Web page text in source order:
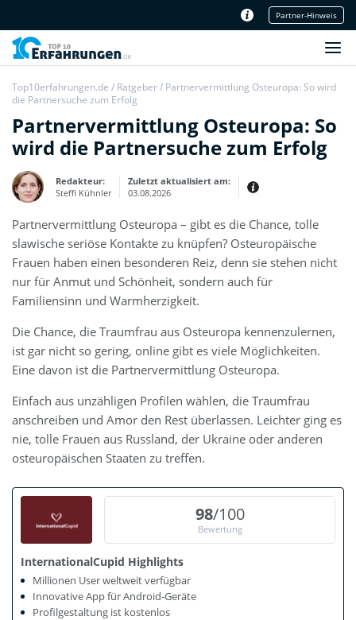
Unser Redaktionsteam
Partner-Hinweis
Top10erfahrungen.de / Ratgeber/ Partnervermittlung Osteuropa: So wird
die Partnersuche zum Erfolg
Partnervermittlung Osteuropa: So
wird die Partnersuche zum Erfolg
Redakteur:
Steffi Kühnler
Zuletzt aktualisiert am:
03.08.2026
Thema:
Erfahrungsbericht
Erfahrungen:
Produkt- und Kategorietexte sowie
Newsberichte
Mein Werdegang ist relativ bunt,
denn ich habe zuerst eine praktische
Ausbildung in Elektrotechnik
IT-Studium an der Fachhochschule
Partnervermittlung Osteuropa – gibt es die Chance, tolle
slawische seriöse Kontakte zu knüpfen? Osteuropäische
Frauen haben einen besonderen Reiz, denn sie stehen nicht
nur für Anmut und Schönheit, sondern auch für
Familiensinn und Warmherzigkeit.
Die Chance, die Traumfrau aus Osteuropa kennenzulernen,
ist gar nicht so gering, online gibt es viele Möglichkeiten.
Eine davon ist die Partnervermittlung Osteuropa.
Einfach aus unzähligen Profilen wählen, die Traumfrau
anschreiben und Amor den Rest überlassen. Leichter ging es
nie, tolle Frauen aus Russland, der Ukraine oder anderen
osteuropäischen Staaten zu treffen.
98/100
Bewertung
InternationalCupid Highlights
Millionen User weltweit verfügbar
Innovative App für Android-Geräte
Profilgestaltung ist kostenlos